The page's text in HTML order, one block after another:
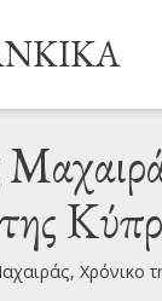
Χρόνικο